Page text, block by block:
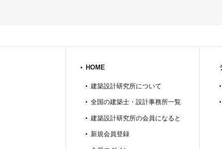
HOME
建築設計研究所について
全国の建築士・設計事務所一覧
建築設計研究所の会員になると
新規会員登録